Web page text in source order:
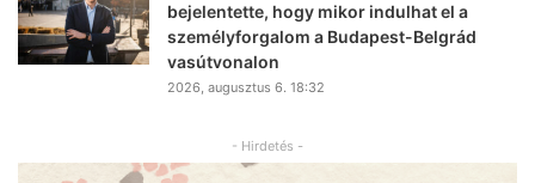
bejelentette, hogy mikor indulhat el a
személyforgalom a Budapest-Belgrád
vasútvonalon
2026, augusztus 6. 18:32
- Hirdetés -